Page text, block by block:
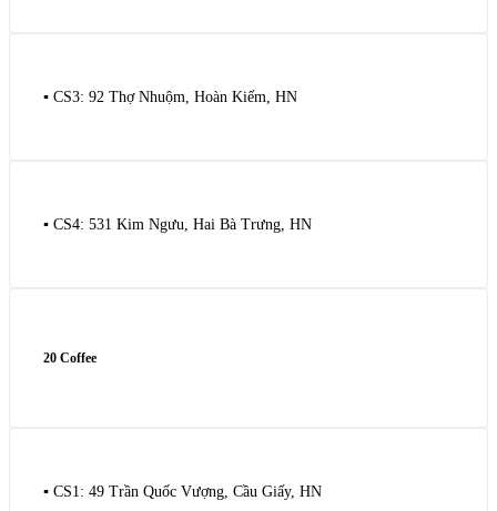
▪️ CS3: 92 Thợ Nhuộm, Hoàn Kiếm, HN
▪️ CS4: 531 Kim Ngưu, Hai Bà Trưng, HN
20 Coffee
▪️ CS1: 49 Trần Quốc Vượng, Cầu Giấy, HN